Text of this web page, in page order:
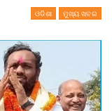
ଓଡିଶା ମୁଖ୍ୟ ଖବର